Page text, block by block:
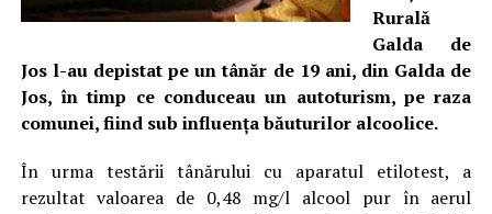
Rurală
Galda de
Jos l-au depistat pe un tânăr de 19 ani, din Galda de
Jos, în timp ce conduceau un autoturism, pe raza
comunei, fiind sub influenţa băuturilor alcoolice.
În urma testării tânărului cu aparatul etilotest, a
rezultat valoarea de 0,48 mg/l alcool pur în aerul